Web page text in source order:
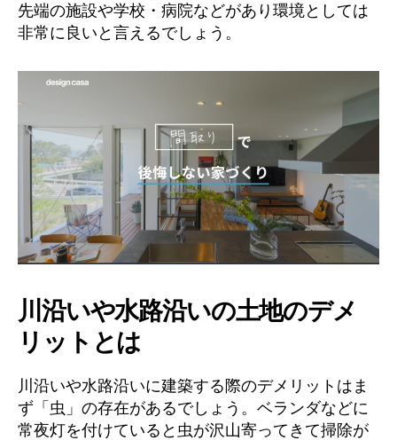
先端の施設や学校・病院などがあり環境としては
非常に良いと言えるでしょう。
川沿いや水路沿いの土地のデメ
リットとは
川沿いや水路沿いに建築する際のデメリットはま
ず「虫」の存在があるでしょう。ベランダなどに
常夜灯を付けていると虫が沢山寄ってきて掃除が